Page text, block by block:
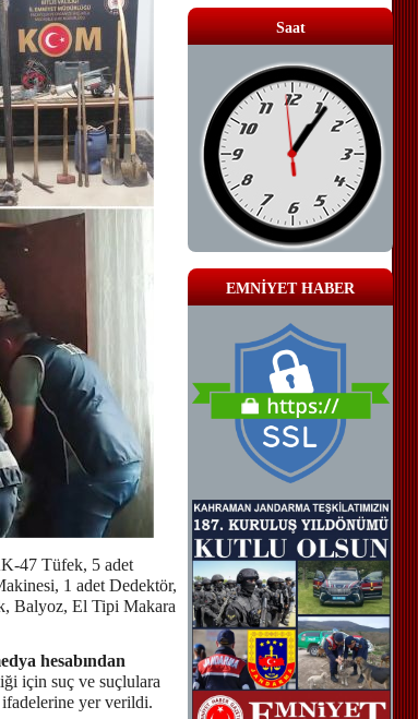
47 Tüfek, 5 adet
1 adet Dedektör,
Balyoz, El Tipi Makara
hesabından
için suç ve suçlulara
ifadelerine yer verildi.
Saat
EMNİYET HABER